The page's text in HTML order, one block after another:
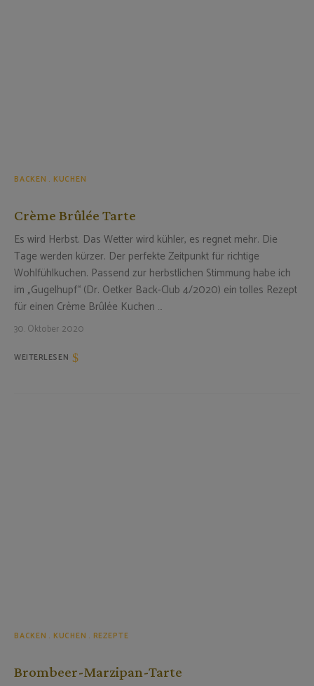
BACKEN KUCHEN
Crème Brûlée Tarte
Es wird Herbst. Das Wetter wird kühler, es regnet mehr. Die
Tage werden kürzer. Der perfekte Zeitpunkt für richtige
Wohlfühlkuchen. Passend zur herbstlichen Stimmung habe ich
im „Gugelhupf“ (Dr. Oetker Back-Club 4/2020) ein tolles Rezept
für einen Crème Brûlée Kuchen …
30. Oktober 2020
WEITERLESEN
BACKEN KUCHEN REZEPTE
Brombeer-Marzipan-Tarte